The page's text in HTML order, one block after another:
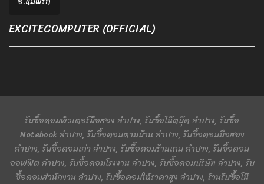
EXCITECOMPUTER (OFFICIAL)
รับซื้อคอมพิวเตอร์มือสอง ลำปาง, รับซื้อโน๊ตบุ๊ค ลำปาง, รับซื้อ
Notebook ลำปาง, รับซื้อคอมตามบ้าน ลำปาง, รับซื้อคอมมือสอง
ลำปาง, รับซื้อคอมเก่า ลำปาง, รับซื้อคอมร้านเกม ลำปาง, รับซื้อคอม
ออฟฟิต ลำปาง, รับซื้อคอมโรงงาน ลำปาง, รับซื้อคอมบริษัท ลำปาง, รับ
ซื้อคอมสำนักงาน ลำปาง, รับซื้อคอมให้ราคาสูง ลำปาง, ร้านรับซื้อโน๊